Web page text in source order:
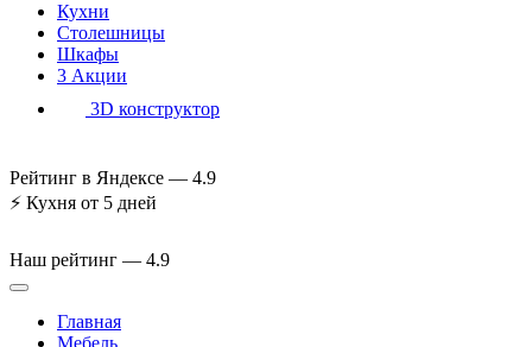
Кухни
Столешницы
Шкафы
3 Акции
3D конструктор
Рейтинг в Яндексе — 4.9
⚡ Кухня от 5 дней
Наш рейтинг — 4.9
Главная
Мебель